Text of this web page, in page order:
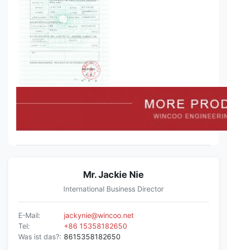
Mr. Jackie Nie
International Business Director
E-Mail:
jackynie@wincoo.net
Tel:
+86 15358182650
Was ist das?: 8615358182650